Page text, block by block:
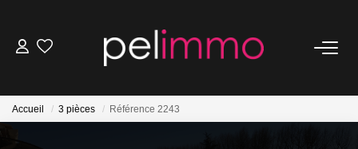
Accueil 3 pièces Référence 2243